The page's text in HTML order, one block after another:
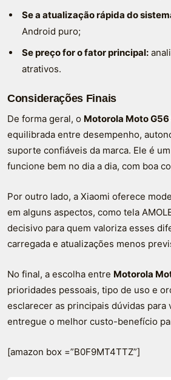
Se a atualização rápida do
Android puro;
Se preço for o fator principal:
atrativos.
Considerações Finais
De forma geral, o Motorola Moto G56
equilibrada entre desempenho,
suporte confiáveis da marca. Ele é
funcione bem no dia a dia, com boa
Por outro lado, a Xiaomi oferece
em alguns aspectos, como tela
decisivo para quem valoriza esses
carregada e atualizações menos
No final, a escolha entre Motorola
prioridades pessoais, tipo de uso e
esclarecer as principais dúvidas
entregue o melhor custo-benefício
[amazon box =”B0F9MT4TTZ”]